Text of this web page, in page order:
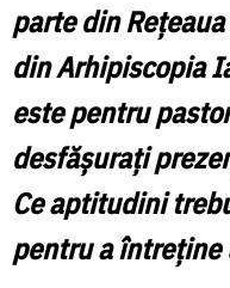
parte din
din Arhipiscopia
este pentru
desfășurați
Ce aptitudini
pentru a întreține